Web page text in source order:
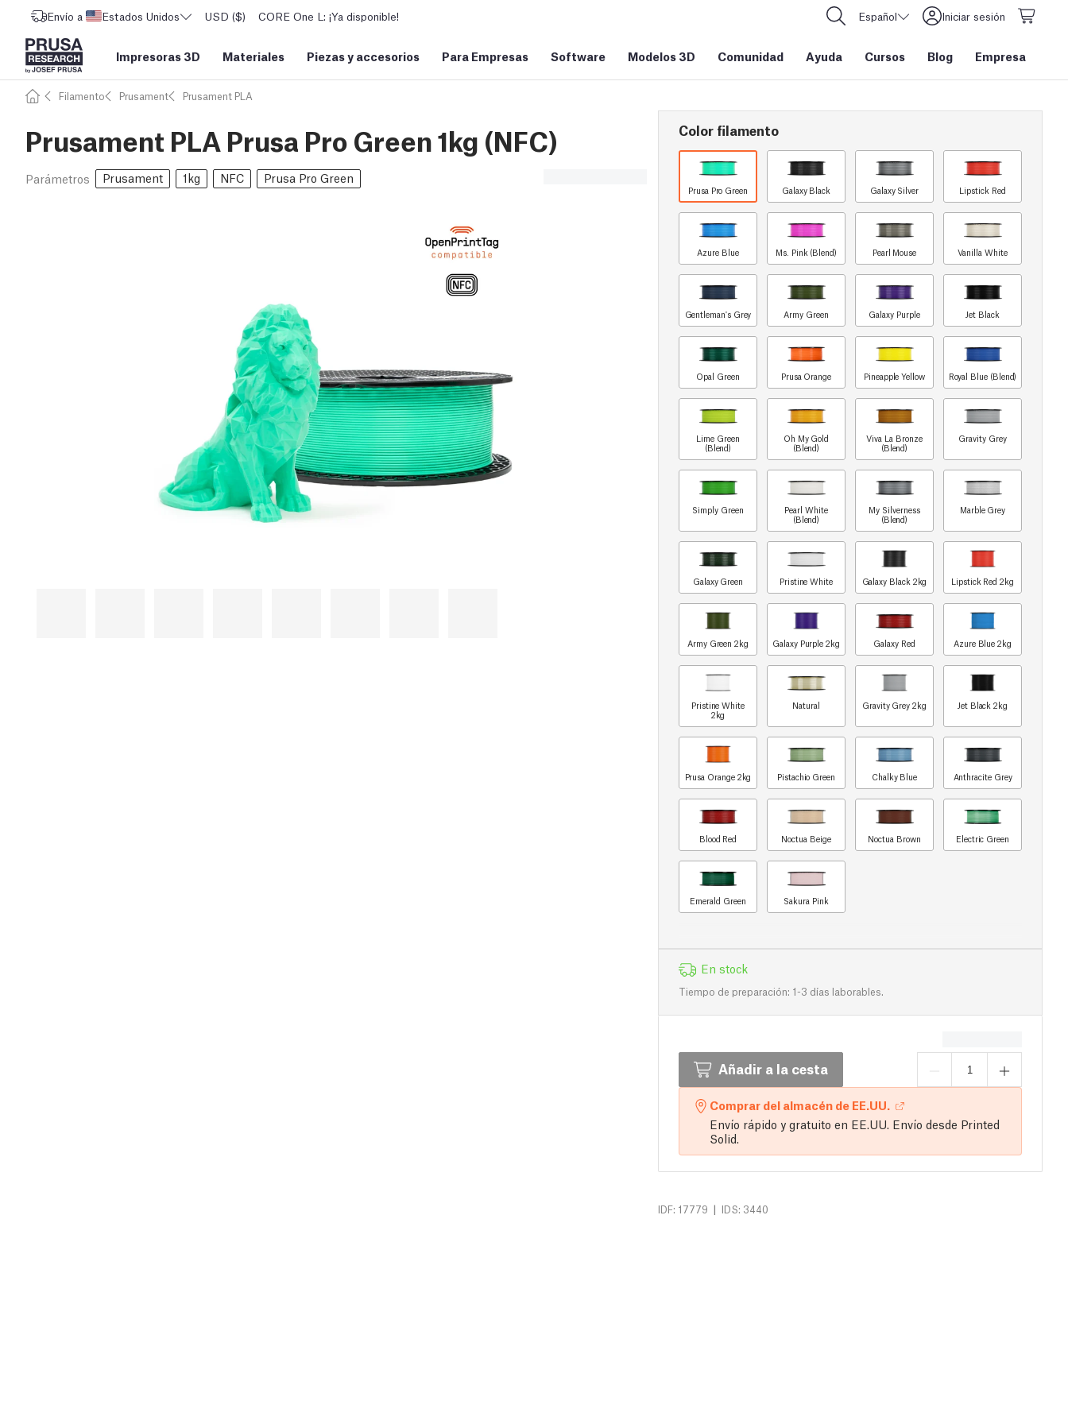
Envío a Estados Unidos USD ($) CORE One L: ¡Ya disponible! Español Iniciar sesión
Impresoras 3D Materiales Piezas y accesorios Para Empresas Software Modelos 3D Comunidad Ayuda Cursos Blog Empresa
Filamento Prusament Prusament PLA
Prusament PLA Prusa Pro Green 1kg (NFC)
Parámetros Prusament 1kg NFC Prusa Pro Green
Color filamento
Prusa Pro Green Galaxy Black Galaxy Silver Lipstick Red
Azure Blue Ms. Pink (Blend) Pearl Mouse Vanilla White
Gentleman's Grey Army Green Galaxy Purple Jet Black
Opal Green Prusa Orange Pineapple Yellow Royal Blue (Blend)
Lime Green
(Blend)
Oh My Gold
(Blend)
Viva La Bronze
(Blend)
Gravity Grey
Simply Green
Pearl White
(Blend)
My Silverness
(Blend)
Marble Grey
Galaxy Green Pristine White Galaxy Black 2kg Lipstick Red 2kg
Army Green 2kg Galaxy Purple 2kg Galaxy Red Azure Blue 2kg
Pristine White
2kg
Natural Gravity Grey 2kg Jet Black 2kg
Prusa Orange 2kg Pistachio Green Chalky Blue Anthracite Grey
Blood Red Noctua Beige Noctua Brown Electric Green
Emerald Green Sakura Pink
En stock
Tiempo de preparación: 1-3 días laborables.
Añadir a la cesta
Comprar del almacén de EE.UU.
Envío rápido y gratuito en EE.UU. Envío desde Printed
Solid.
IDF: 17779 | IDS: 3440